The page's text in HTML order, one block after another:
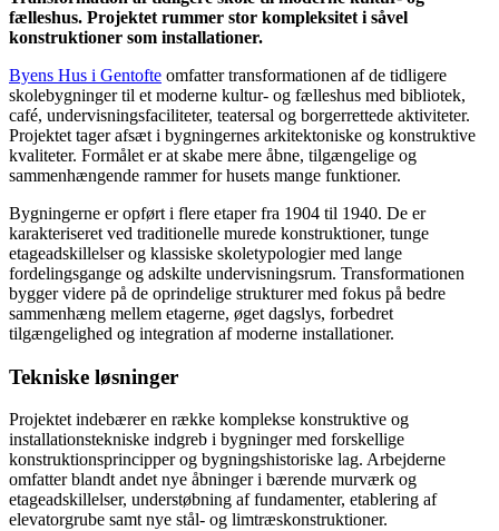
fælleshus. Projektet rummer stor kompleksitet i såvel
konstruktioner som installationer.
Byens Hus i Gentofte omfatter transformationen af de tidligere
skolebygninger til et moderne kultur- og fælleshus med bibliotek,
café, undervisningsfaciliteter, teatersal og borgerrettede aktiviteter.
Projektet tager afsæt i bygningernes arkitektoniske og konstruktive
kvaliteter. Formålet er at skabe mere åbne, tilgængelige og
sammenhængende rammer for husets mange funktioner.
Bygningerne er opført i flere etaper fra 1904 til 1940. De er
karakteriseret ved traditionelle murede konstruktioner, tunge
etageadskillelser og klassiske skoletypologier med lange
fordelingsgange og adskilte undervisningsrum. Transformationen
bygger videre på de oprindelige strukturer med fokus på bedre
sammenhæng mellem etagerne, øget dagslys, forbedret
tilgængelighed og integration af moderne installationer.
Tekniske løsninger
Projektet indebærer en række komplekse konstruktive og
installationstekniske indgreb i bygninger med forskellige
konstruktionsprincipper og bygningshistoriske lag. Arbejderne
omfatter blandt andet nye åbninger i bærende murværk og
etageadskillelser, understøbning af fundamenter, etablering af
elevatorgrube samt nye stål- og limtræskonstruktioner.